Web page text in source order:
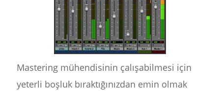
Mastering mühendisinin çalışabilmesi için
yeterli boşluk bıraktığınızdan emin olmak